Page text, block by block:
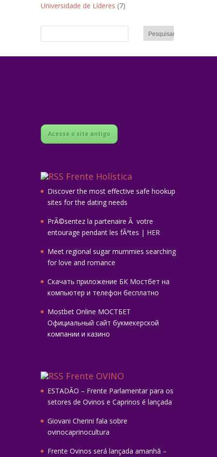
Universidade de Líderes (7)
Acesse o site antigo
Frente Holística
Discover the most effective safe hookup
sites for the dating needs
PrÃ©sentez la partenaire Ã votre
entourage pendant les fÃªtes | HER
Meet regional sugar mummies searching
for love and romance
Скачать приложение БК Мостбет на
компьютер и телефон бесплатно
Mostbet Online МОСТБЕТ
Официальный сайт букмекерской
компании и казино
Frente OVINO
ESTADÃO – Frente Parlamentar para os
setores de Ovinos e Caprinos é lançada
Giovani Cherini fala sobre
ovinocaprinocultura
Frente Ovinos será lançada amanhã –